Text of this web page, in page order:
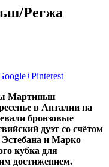
Регжа
Pinterest
Мартиньш
в Анталии на
бронзовые
дуэт со счётом
Эстебана и Марко
кубка для
достижением.